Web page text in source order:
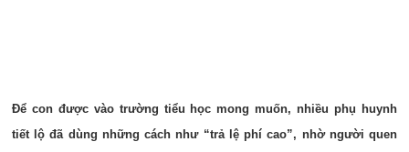
Để con được vào trường tiểu học mong muốn, nhiều phụ huynh
tiết lộ đã dùng những cách như “trả lệ phí cao”, nhờ người quen